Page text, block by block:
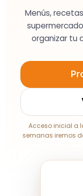
Menús,
organizar tu
Acceso inicial a
semanas iremos